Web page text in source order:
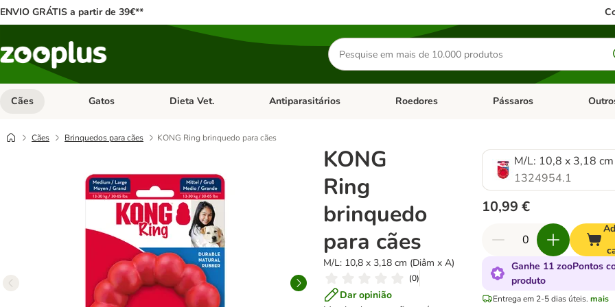
ENVIO GRÁTIS a partir de 39€**
Pesquisar
produtos
Cães Abrir menu de categoria: Cães
Gatos Abrir menu de categoria: Gatos
Dieta Vet. Abrir menu de categoria: Dieta Vet.
Antiparasitários Abrir menu de categoria: Antiparasitários
Roedores Abrir menu de categoria:
Pássaros Abrir
Cães Brinquedos para cães KONG Ring brinquedo para cães
KONG
Ring
brinquedo
para cães
M/L: 10,8 x 3,18 cm (Diâm x A)
(0)
Dar opinião
M/L: 10,8 x 3,18
1324954.1
10,99 €
Ganhe 11 zooPontos
produto
Entrega em 2-5 dias úteis. mais